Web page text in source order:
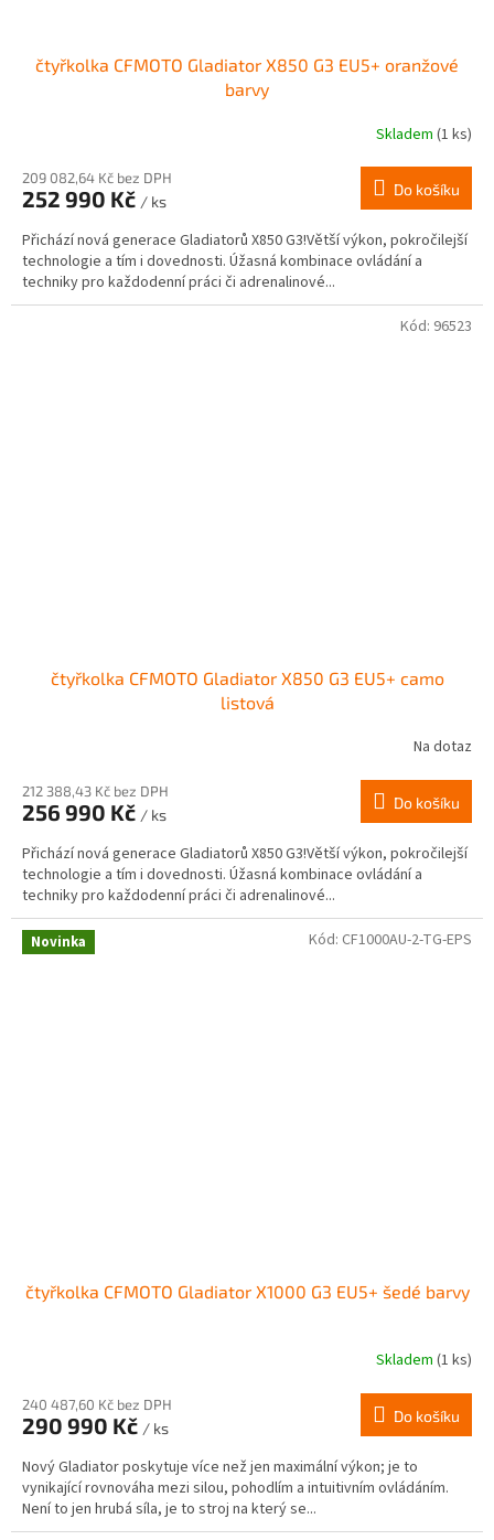
čtyřkolka CFMOTO Gladiator X850 G3 EU5+ oranžové
barvy
Skladem (1 ks)
209 082,64 Kč bez DPH
252 990 Kč / ks
Do košíku
Přichází nová generace Gladiatorů X850 G3!Větší výkon, pokročilejší
technologie a tím i dovednosti. Úžasná kombinace ovládání a
techniky pro každodenní práci či adrenalinové...
čtyřkolka CFMOTO Gladiator X850 G3 EU5+ camo
listová
Na dotaz
212 388,43 Kč bez DPH
256 990 Kč / ks
Do košíku
Přichází nová generace Gladiatorů X850 G3!Větší výkon, pokročilejší
technologie a tím i dovednosti. Úžasná kombinace ovládání a
techniky pro každodenní práci či adrenalinové...
Kód: 96523
Novinka
čtyřkolka CFMOTO Gladiator X1000 G3 EU5+ šedé barvy
Skladem (1 ks)
240 487,60 Kč bez DPH
290 990 Kč / ks
Do košíku
Nový Gladiator poskytuje více než jen maximální výkon; je to
vynikající rovnováha mezi silou, pohodlím a intuitivním ovládáním.
Není to jen hrubá síla, je to stroj na který se...
Kód: CF1000AU-2-TG-EPS